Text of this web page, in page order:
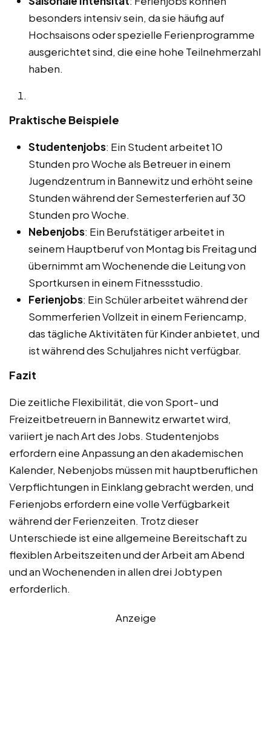
besonders intensiv sein, da sie häufig auf
Hochsaisons oder spezielle Ferienprogramme
ausgerichtet sind, die eine hohe Teilnehmerzahl
haben.
Praktische Beispiele
Studentenjobs: Ein Student arbeitet 10
Stunden pro Woche als Betreuer in einem
Jugendzentrum in Bannewitz und erhöht seine
Stunden während der Semesterferien auf 30
Stunden pro Woche.
Nebenjobs: Ein Berufstätiger arbeitet in
seinem Hauptberuf von Montag bis Freitag und
übernimmt am Wochenende die Leitung von
Sportkursen in einem Fitnessstudio.
Ferienjobs: Ein Schüler arbeitet während der
Sommerferien Vollzeit in einem Feriencamp,
das tägliche Aktivitäten für Kinder anbietet, und
ist während des Schuljahres nicht verfügbar.
Fazit
Die zeitliche Flexibilität, die von Sport- und
Freizeitbetreuern in Bannewitz erwartet wird,
variiert je nach Art des Jobs. Studentenjobs
erfordern eine Anpassung an den akademischen
Kalender, Nebenjobs müssen mit hauptberuflichen
Verpflichtungen in Einklang gebracht werden, und
Ferienjobs erfordern eine volle Verfügbarkeit
während der Ferienzeiten. Trotz dieser
Unterschiede ist eine allgemeine Bereitschaft zu
flexiblen Arbeitszeiten und der Arbeit am Abend
und an Wochenenden in allen drei Jobtypen
erforderlich.
Anzeige